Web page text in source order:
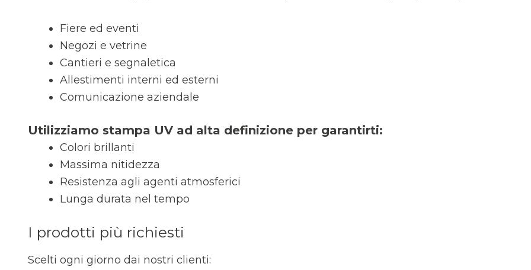
Fiere ed eventi
Negozi e vetrine
Cantieri e segnaletica
Allestimenti interni ed esterni
Comunicazione aziendale
Utilizziamo stampa UV ad alta definizione per garantirti:
Colori brillanti
Massima nitidezza
Resistenza agli agenti atmosferici
Lunga durata nel tempo
I prodotti più richiesti
Scelti ogni giorno dai nostri clienti: